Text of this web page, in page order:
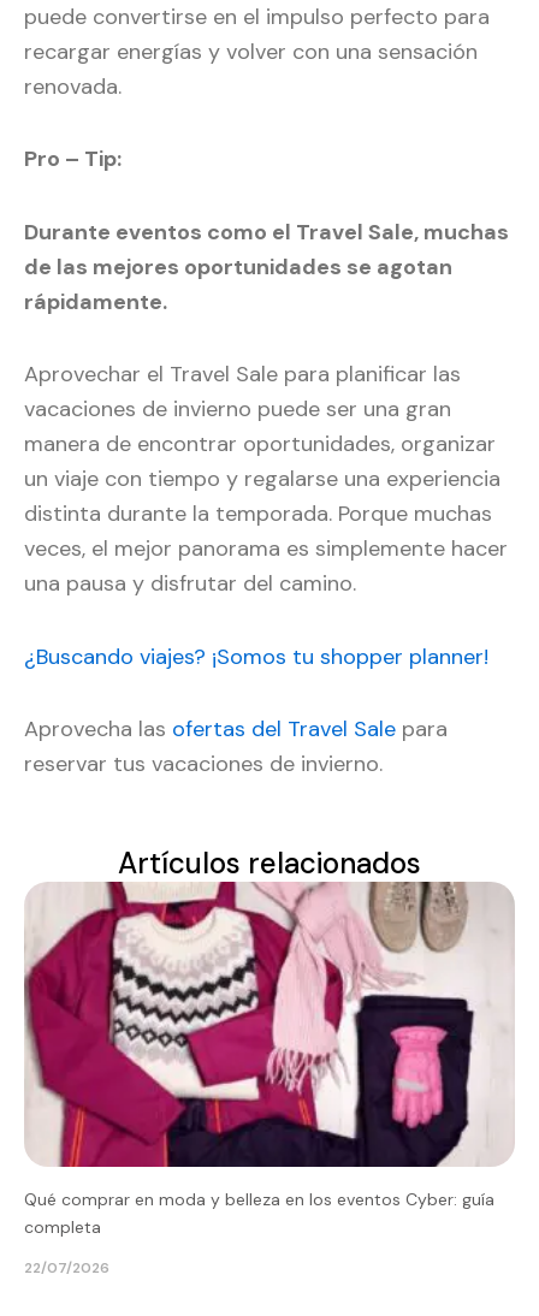
puede convertirse en el impulso perfecto para
recargar energías y volver con una sensación
renovada.
Pro – Tip:
Durante eventos como el Travel Sale, muchas
de las mejores oportunidades se agotan
rápidamente.
Aprovechar el Travel Sale para planificar las
vacaciones de invierno puede ser una gran
manera de encontrar oportunidades, organizar
un viaje con tiempo y regalarse una experiencia
distinta durante la temporada. Porque muchas
veces, el mejor panorama es simplemente hacer
una pausa y disfrutar del camino.
¿Buscando viajes? ¡Somos tu shopper planner!
Aprovecha las ofertas del Travel Sale para
reservar tus vacaciones de invierno.
Artículos relacionados
Qué comprar en moda y belleza en los eventos Cyber: guía
completa
22/07/2026